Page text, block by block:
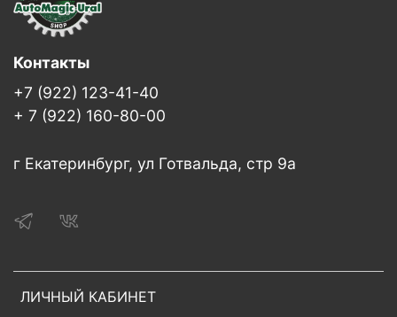
ЛИЧНЫЙ КАБИНЕТ
Контакты
+7 (922) 123-41-40
+ 7 (922) 160-80-00
г Екатеринбург, ул Готвальда, стр 9а